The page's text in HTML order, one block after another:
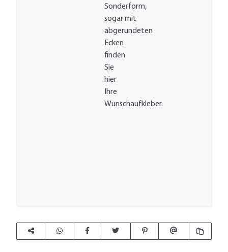
Sonderform,
sogar mit
abgerundeten
Ecken
finden
Sie
hier
Ihre
Wunschaufkleber.